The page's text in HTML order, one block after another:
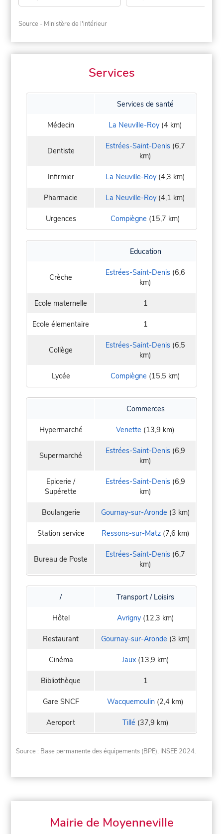
Source - Ministère de l'intérieur
Services
Services de santé
Médecin La Neuville-Roy (4 km)
Dentiste Estrées-Saint-Denis (6,7
km)
Infirmier La Neuville-Roy (4,3 km)
Pharmacie La Neuville-Roy (4,1 km)
Urgences Compiègne (15,7 km)
Education
Crèche Estrées-Saint-Denis (6,6
km)
Ecole maternelle 1
Ecole élementaire 1
Collège Estrées-Saint-Denis (6,5
km)
Lycée Compiègne (15,5 km)
Commerces
Hypermarché Venette (13,9 km)
Supermarché Estrées-Saint-Denis (6,9
km)
Epicerie /
Supérette
Estrées-Saint-Denis (6,9
km)
Boulangerie Gournay-sur-Aronde (3 km)
Station service Ressons-sur-Matz(7,6 km)
Bureau de Poste Estrées-Saint-Denis (6,7
km)
/ Transport / Loisirs
Hôtel Avrigny(12,3 km)
Restaurant Gournay-sur-Aronde (3 km)
Cinéma Jaux(13,9 km)
Bibliothèque 1
Gare SNCF Wacquemoulin (2,4 km)
Aeroport Tillé (37,9 km)
Source : Base permanente des équipements (BPE), INSEE 2024.
Mairie de Moyenneville